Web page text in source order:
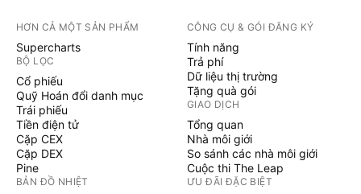
HƠN CẢ MỘT SẢN PHẨM
Supercharts
BỘ LỌC
Cổ phiếu
Quỹ Hoán đổi danh mục
Trái phiếu
Tiền điện tử
Cặp CEX
Cặp DEX
Pine
BẢN ĐỒ NHIỆT
CÔNG CỤ & GÓI ĐĂNG KÝ
Tính năng
Trả phí
Dữ liệu thị trường
Tặng quà gói
GIAO DỊCH
Tổng quan
Nhà môi giới
So sánh các nhà môi giới
Cuộc thi The Leap
ƯU ĐÃI ĐẶC BIỆT